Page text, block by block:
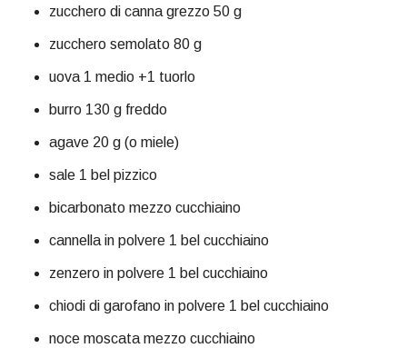
zucchero di canna grezzo 50 g
zucchero semolato 80 g
uova 1 medio +1 tuorlo
burro 130 g freddo
agave 20 g (o miele)
sale 1 bel pizzico
bicarbonato mezzo cucchiaino
cannella in polvere 1 bel cucchiaino
zenzero in polvere 1 bel cucchiaino
chiodi di garofano in polvere 1 bel cucchiaino
noce moscata mezzo cucchiaino